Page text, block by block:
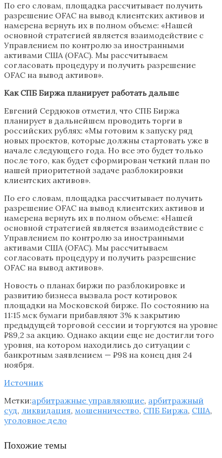
По его словам, площадка рассчитывает получить
разрешение OFAC на вывод клиентских активов и
намерена вернуть их в полном объеме: «Нашей
основной стратегией является взаимодействие с
Управлением по контролю за иностранными
активами США (OFAC). Мы рассчитываем
согласовать процедуру и получить разрешение
OFAC на вывод активов».
Как СПБ Биржа планирует работать дальше
Евгений Сердюков отметил, что СПБ Биржа
планирует в дальнейшем проводить торги в
российских рублях: «Мы готовим к запуску ряд
новых проектов, которые должны стартовать уже в
начале следующего года. Но все это будет только
после того, как будет сформирован четкий план по
нашей приоритетной задаче разблокировки
клиентских активов».
По его словам, площадка рассчитывает получить
разрешение OFAC на вывод клиентских активов и
намерена вернуть их в полном объеме: «Нашей
основной стратегией является взаимодействие с
Управлением по контролю за иностранными
активами США (OFAC). Мы рассчитываем
согласовать процедуру и получить разрешение
OFAC на вывод активов».
Новость о планах биржи по разблокировке и
развитию бизнеса вызвала рост котировок
площадки на Московской бирже. По состоянию на
11:15 мск бумаги прибавляют 3% к закрытию
предыдущей торговой сессии и торгуются на уровне
₽89,2 за акцию. Однако акции еще не достигли того
уровня, на котором находились до ситуации с
банкротным заявлением — ₽98 на конец дня 24
ноября.
Источник
Метки:арбитражные управляющие, арбитражный
суд, ликвидация, мошенничество, СПБ Биржа, США,
уголовное дело
Похожие темы